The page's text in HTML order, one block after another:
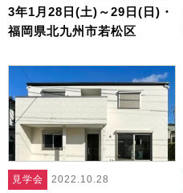
3年1月28日(土)～29日(日)・
福岡県北九州市若松区
見学会 2022.10.28